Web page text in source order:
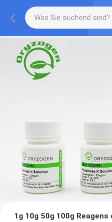
1g 10g 50g 100g